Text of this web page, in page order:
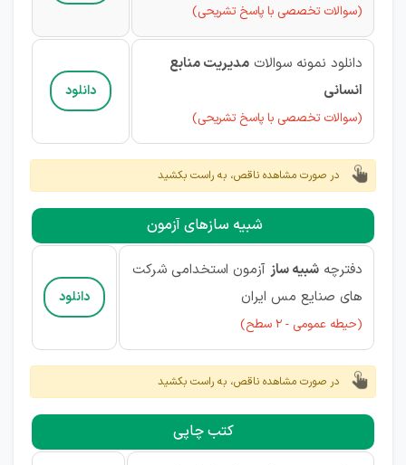
(سوالات تخصصی با پاسخ تشریحی)
دانلود نمونه سوالات مدیریت منابع
انسانی
(سوالات تخصصی با پاسخ تشریحی)
دانلود
در صورت مشاهده ناقص، به راست بکشید
شبیه سازهای آزمون
دفترچه شبیه ساز آزمون استخدامی شرکت
های صنایع مس ایران
(حیطه عمومی - 2 سطح)
دانلود
در صورت مشاهده ناقص، به راست بکشید
کتب چاپی